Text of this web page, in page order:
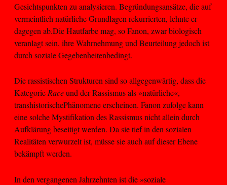
Gesichtspunkten zu analysieren. Begründungsansätze, die auf
vermeintlich natürliche Grundlagen rekurrierten, lehnte er
dagegen ab.Die Hautfarbe mag, so Fanon, zwar biologisch
veranlagt sein, ihre Wahrnehmung und Beurteilung jedoch ist
durch soziale Gegebenheitenbedingt.
Die rassistischen Strukturen sind so allgegenwärtig, dass die
Kategorie Raceund der Rassismus als »natürliche«,
transhistorischePhänomene erscheinen. Fanon zufolge kann
eine solche Mystifikation des Rassismus nicht allein durch
Aufklärung beseitigt werden. Da sie tief in den sozialen
Realitäten verwurzelt ist, müsse sie auch auf dieser Ebene
bekämpft werden.
In den vergangenen Jahrzehnten ist die »soziale